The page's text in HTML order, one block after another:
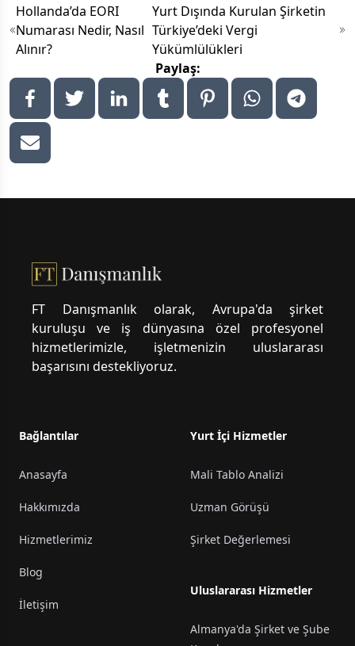
Hollanda’da EORI
Numarası Nedir, Nasıl
Alınır?
Yurt Dışında Kurulan Şirketin
Türkiye’deki Vergi
Yükümlülükleri
Paylaş:
FT Danışmanlık olarak, Avrupa'da şirket
kuruluşu ve iş dünyasına özel profesyonel
hizmetlerimizle, işletmenizin uluslararası
başarısını destekliyoruz.
Bağlantılar
Anasayfa
Hakkımızda
Hizmetlerimiz
Blog
İletişim
Yurt İçi Hizmetler
Mali Tablo Analizi
Uzman Görüşü
Şirket Değerlemesi
Uluslararası Hizmetler
Almanya'da Şirket ve Şube